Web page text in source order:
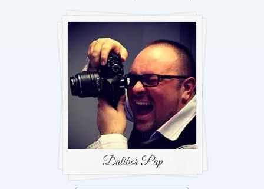
Dalibor Pap